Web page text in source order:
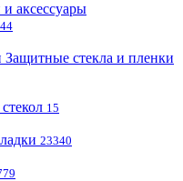
аксессуары
44
Защитные стекла и пленки
15
23340